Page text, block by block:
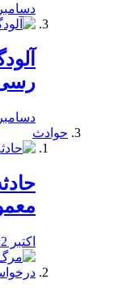
دسامبر 24, 2019
دسامبر 24, 2019
حوادث
اکتبر 22, 2019